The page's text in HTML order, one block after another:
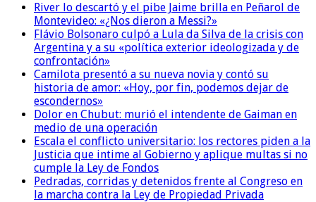
River lo descartó y el pibe Jaime brilla en Peñarol de
Montevideo: «¿Nos dieron a Messi?»
Flávio Bolsonaro culpó a Lula da Silva de la crisis con
Argentina y a su «política exterior ideologizada y de
confrontación»
Camilota presentó a su nueva novia y contó su
historia de amor: «Hoy, por fin, podemos dejar de
escondernos»
Dolor en Chubut: murió el intendente de Gaiman en
medio de una operación
Escala el conflicto universitario: los rectores piden a la
Justicia que intime al Gobierno y aplique multas si no
cumple la Ley de Fondos
Pedradas, corridas y detenidos frente al Congreso en
la marcha contra la Ley de Propiedad Privada